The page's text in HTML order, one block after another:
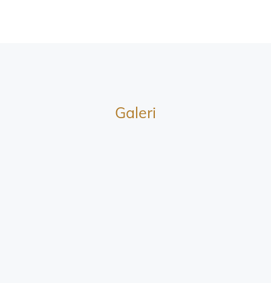
Galeri